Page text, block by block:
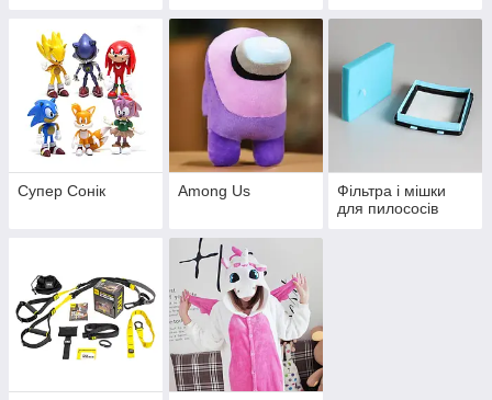
Супер Сонік Among Us
Фільтра і мішки
для пилососів